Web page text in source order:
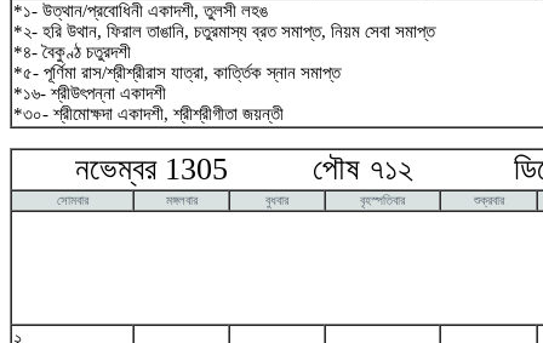
*১- উত্থান/প্রবোধিনী একাদশী, তুলসী লহঙ
*২- হরি উথান, ফিরাল তাঙানি, চতুরমাস্য ব্রত সমাপ্ত, নিয়ম সেবা সমাপ্ত
*৪- বৈকুণ্ঠ চতুরদশী
*৫- পূর্ণিমা রাস/শ্রীশ্রীরাস যাত্রা, কার্ত্তিক স্নান সমাপ্ত
*১৬- শ্রীউৎপন্না একাদশী
*৩০- শ্রীমোক্ষদা একাদশী, শ্রীশ্রীগীতা জয়ন্তী
নভেম্বর 1305 পৌষ ৭১২
সোমবার মঙ্গলবার বুধবার বৃহস্পতিবার শুক্রবার